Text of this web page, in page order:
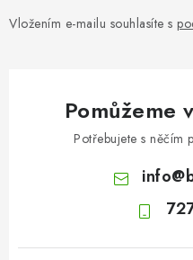
Vložením e-mailu souhlasíte s
Pomůžeme
Potřebujete s něčím
info@